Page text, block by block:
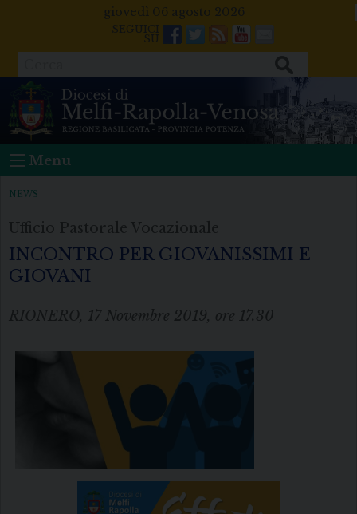
giovedì 06 agosto 2026
Facebook
Twitter
FeedsYoutube
Mail
Menu
NEWS
Ufficio Pastorale Vocazionale
INCONTRO PER GIOVANISSIMI E
GIOVANI
RIONERO, 17 Novembre 2019, ore 17.30